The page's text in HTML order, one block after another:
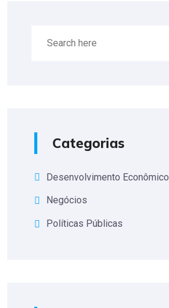
Categorias
Desenvolvimento Econômico
Negócios
Políticas Públicas